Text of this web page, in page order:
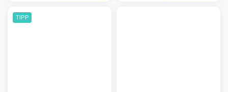
TIPP